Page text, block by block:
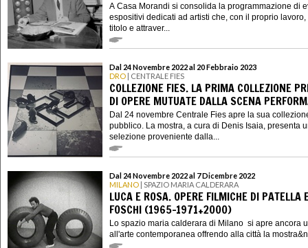
A Casa Morandi si consolida la programmazione di
espositivi dedicati ad artisti che, con il proprio lavoro,
titolo e attraver...
Dal 24 Novembre 2022 al 20 Febbraio 2023
DRO | CENTRALE FIES
COLLEZIONE FIES. LA PRIMA COLLEZIONE
DI OPERE MUTUATE DALLA SCENA
Dal 24 novembre Centrale Fies apre la sua
pubblico. La mostra, a cura di Denis Isaia, presenta
selezione proveniente dalla...
Dal 24 Novembre 2022 al 7 Dicembre 2022
MILANO | SPAZIO MARIA CALDERARA
LUCA E ROSA. OPERE FILMICHE DI PATELLA
FOSCHI (1965-1971+2000)
Lo spazio maria calderara di Milano si apre ancora
all'arte contemporanea offrendo alla città la